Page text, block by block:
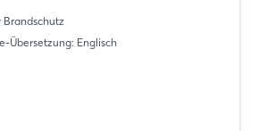
Brandschutz
Übersetzung: Englisch